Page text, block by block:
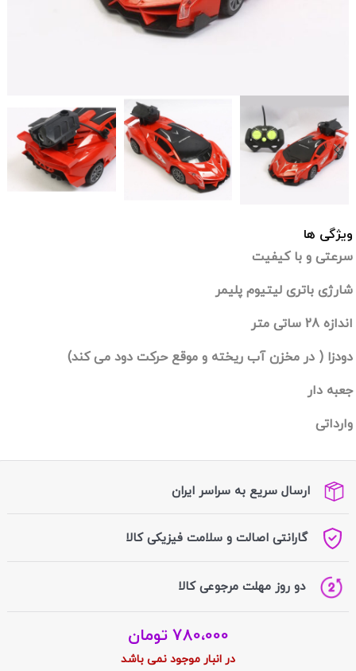
ویژگی ها
سرعتی و با کیفیت
شارژی باتری لیتیوم پلیمر
اندازه 28 ساتی متر
دودزا ( در مخزن آب ریخته و موقع حرکت دود می کند)
جعبه دار
وارداتی
ارسال سریع به سراسر ایران
گارانتی اصالت و سلامت فیزیکی کالا
دو روز مهلت مرجوعی کالا
780،000 تومان
در انبار موجود نمی باشد